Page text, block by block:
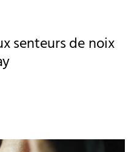
senteurs de noix